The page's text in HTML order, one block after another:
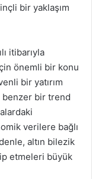
bir yaklaşım
itibarıyla
önemli bir konu
bir yatırım
benzer bir trend
verilere bağlı
altın bilezik
etmeleri büyük